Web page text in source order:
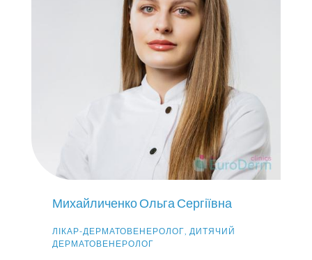
Михайличенко Ольга Сергіївна
ЛІКАР-ДЕРМАТОВЕНЕРОЛОГ, ДИТЯЧИЙ
ДЕРМАТОВЕНЕРОЛОГ